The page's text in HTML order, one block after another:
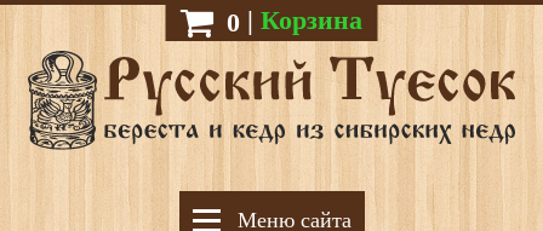
0 | Корзина
Меню сайта